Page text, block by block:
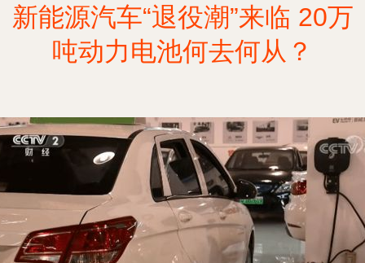
新能源汽车“退役潮”来临 20万
吨动力电池何去何从？